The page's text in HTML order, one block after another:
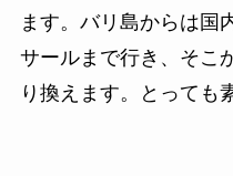
ます。バリ島からは国
サールまで行き、そこ
り換えます。とっても